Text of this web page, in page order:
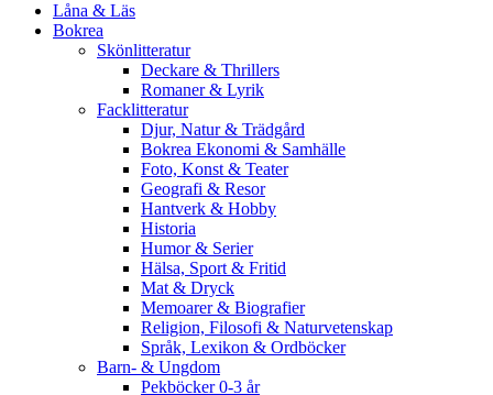
Låna & Läs
Bokrea
Skönlitteratur
Deckare & Thrillers
Romaner & Lyrik
Facklitteratur
Djur, Natur & Trädgård
Bokrea Ekonomi & Samhälle
Foto, Konst & Teater
Geografi & Resor
Hantverk & Hobby
Historia
Humor & Serier
Hälsa, Sport & Fritid
Mat & Dryck
Memoarer & Biografier
Religion, Filosofi & Naturvetenskap
Språk, Lexikon & Ordböcker
Barn- & Ungdom
Pekböcker 0-3 år